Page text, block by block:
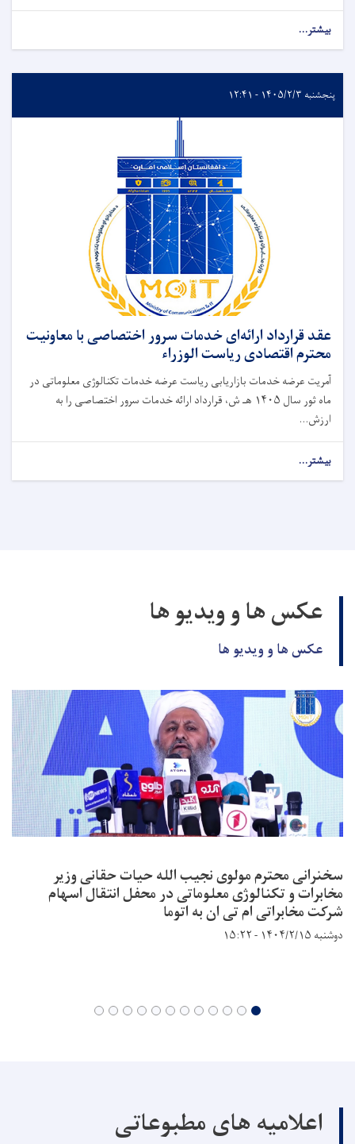
بیشتر...
پنجشنبه ۱۴۰۵/۲/۳ - ۱۲:۴۱
عقد قرارداد ارائه‌ای خدمات سرور اختصاصی با معاونیت
محترم اقتصادی ریاست الوزراء
آمریت عرضه‌ خدمات بازاریابی ریاست عرضه خدمات تکنالوژی معلوماتی در
ماه ثور سال ۱۴۰۵ هـ ش، قرارداد ارائه خدمات سرور اختصاصی را به
ارزش...
بیشتر...
عکس ها و ویدیو ها
عکس ها و ویدیو ها
سخنرانی محترم مولوی نجیب الله حیات حقانی وزیر
مخابرات و تکنالوژی معلوماتی در محفل انتقال اسهام
شرکت مخابراتی ام تی ان به اتوما
دوشنبه ۱۴۰۴/۲/۱۵ - ۱۵:۲۲
اعلامیه های مطبوعاتی